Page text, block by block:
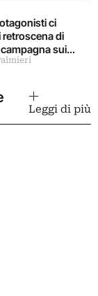
ci
di
sui
Leggi di più